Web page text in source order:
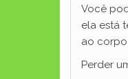
Você
ela está
ao corpo
Perder